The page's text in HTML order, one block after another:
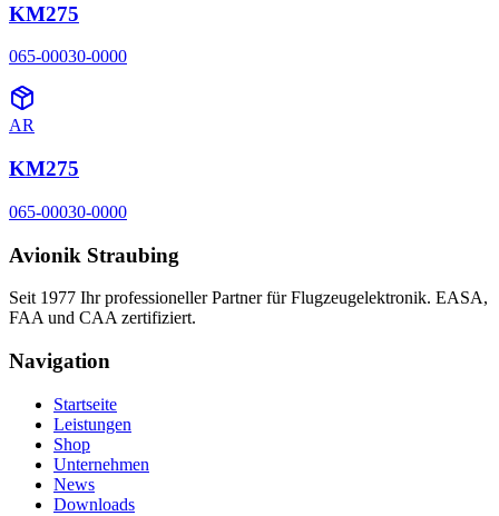
KM275
065-00030-0000
AR
KM275
065-00030-0000
Avionik Straubing
Seit 1977 Ihr professioneller Partner für Flugzeugelektronik. EASA,
FAA und CAA zertifiziert.
Navigation
Startseite
Leistungen
Shop
Unternehmen
News
Downloads